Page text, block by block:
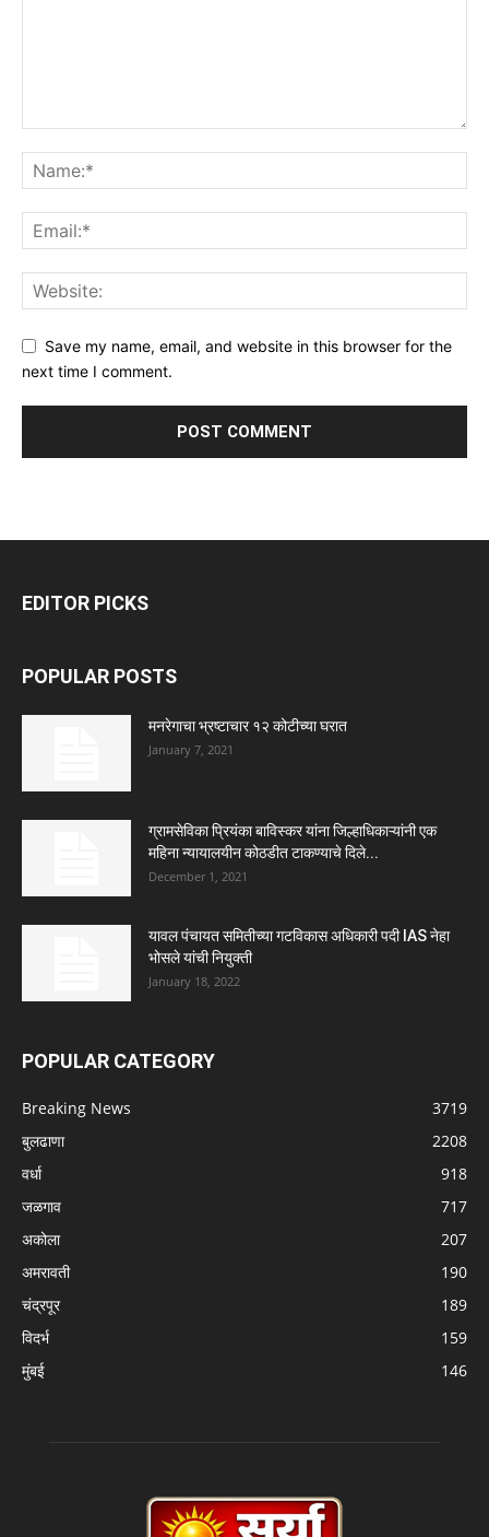
Save my name, email, and website in this browser for the
next time I comment.
EDITOR PICKS
POPULAR POSTS
मनरेगाचा भ्रष्टाचार १२ कोटीच्या घरात
January 7, 2021
ग्रामसेविका प्रियंका बाविस्कर यांना जिल्हाधिकाऱ्यांनी एक
महिना न्यायालयीन कोठडीत टाकण्याचे दिले...
December 1, 2021
यावल पंचायत समितीच्या गटविकास अधिकारी पदी IAS नेहा
भोसले यांची नियुक्ती
January 18, 2022
POPULAR CATEGORY
Breaking News
3719
बुलढाणा
2208
वर्धा
918
जळगाव
717
अकोला
207
अमरावती
190
चंद्रपूर
189
विदर्भ
159
मुंबई
146